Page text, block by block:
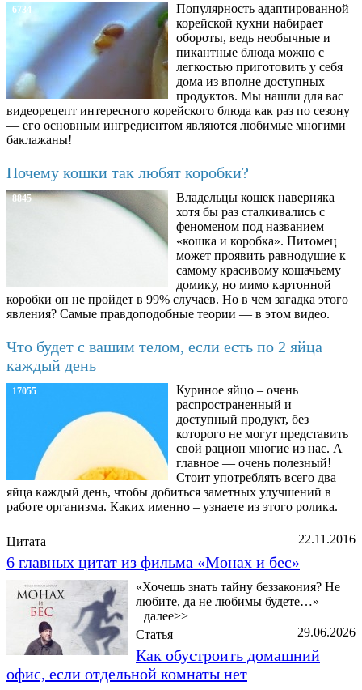
6734
Популярность адаптированной
корейской кухни набирает
обороты, ведь необычные и
пикантные блюда можно с
легкостью приготовить у себя
дома из вполне доступных
продуктов. Мы нашли для вас
видеорецепт интересного корейского блюда как раз по сезону
— его основным ингредиентом являются любимые многими
баклажаны!
Почему кошки так любят коробки?
8845
Владельцы кошек наверняка
хотя бы раз сталкивались с
феноменом под названием
«кошка и коробка». Питомец
может проявить равнодушие к
самому красивому кошачьему
домику, но мимо картонной
коробки он не пройдет в 99% случаев. Но в чем загадка этого
явления? Самые правдоподобные теории — в этом видео.
Что будет с вашим телом, если есть по 2 яйца
каждый день
17055
Куриное яйцо – очень
распространенный и
доступный продукт, без
которого не могут представить
свой рацион многие из нас. А
главное — очень полезный!
Стоит употреблять всего два
яйца каждый день, чтобы добиться заметных улучшений в
работе организма. Каких именно – узнаете из этого ролика.
22.11.2016
Цитата
6 главных цитат из фильма «Монах и бес»
«Хочешь знать тайну беззакония? Не
любите, да не любимы будете…»
далее>>
29.06.2026
Статья
Как обустроить домашний
офис, если отдельной комнаты нет